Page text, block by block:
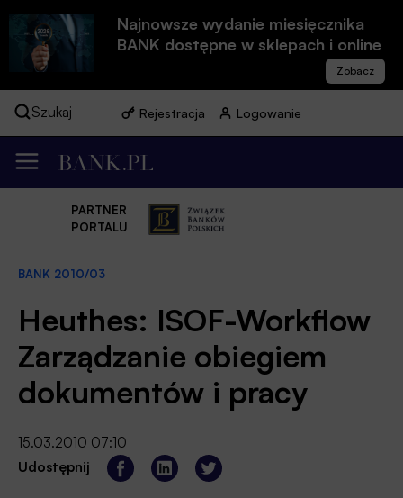
Najnowsze wydanie miesięcznika
BANK dostępne w sklepach i online
Szukaj Rejestracja Logowanie
PARTNER
PORTALU
BANK 2010/03
Heuthes: ISOF-Workflow
Zarządzanie obiegiem
dokumentów i pracy
15.03.2010 07:10
Udostępnij